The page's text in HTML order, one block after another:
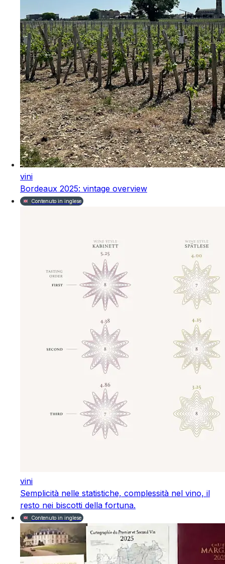
vini
Bordeaux 2025: vintage overview
Contenuto in inglese
vini
Semplicità nelle statistiche, complessità nel vino, il
resto nei biscotti della fortuna.
Contenuto in inglese